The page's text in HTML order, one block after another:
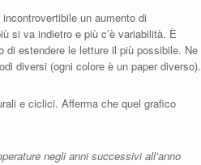
un aumento di
si va indietro e più c’è variabilità. È
di estendere le letture il più possibile. Ne
diversi (ogni colore è un paper diverso).
e ciclici. Afferma che quel grafico
negli anni successivi all’anno